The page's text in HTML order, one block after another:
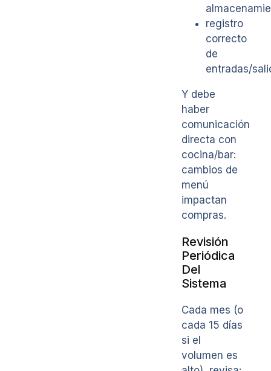
registro
correcto
de
entradas/
Y debe
haber
comunicación
directa con
cocina/bar:
cambios de
menú
impactan
compras.
Revisión
Periódica
Del
Sistema
Cada mes (o
cada 15 días
si el
volumen es